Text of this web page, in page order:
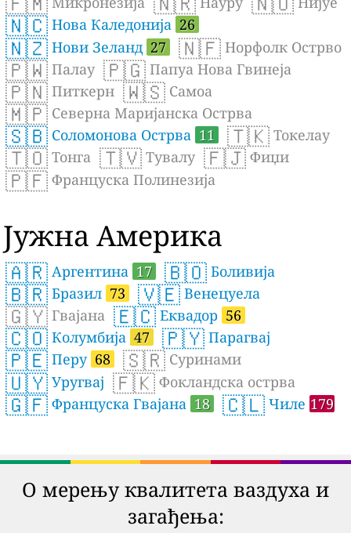
🇳🇨 Нова Каледонија 26
🇳🇿 Нови Зеланд 27 🇳🇫 Норфолк Острво
🇵🇼 Палау 🇵🇬 Папуа Нова Гвинеја
🇵🇳 Питкерн 🇼🇸 Самоа
🇲🇵 Северна Маријанска Острва
🇸🇧 Соломонова Острва 11 🇹🇰 Токелау
🇹🇴 Тонга 🇹🇻 Тувалу 🇫🇯 Фиџи
🇵🇫 Француска Полинезија
Јужна Америка
🇦🇷 Аргентина 17 🇧🇴 Боливија
🇧🇷 Бразил 73 🇻🇪 Венецуела
🇬🇾 Гвајана 🇪🇨 Еквадор 56
🇨🇴 Колумбија 47 🇵🇾 Парагвај
🇵🇪 Перу 68 🇸🇷 Суринами
🇺🇾 Уругвај 🇫🇰 Фокландска острва
🇬🇫 Француска Гвајана 18 🇨🇱 Чиле 179
О мерењу квалитета ваздуха и
загађења: